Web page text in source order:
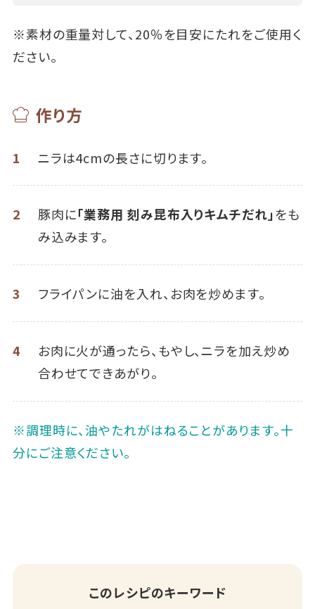
※素材の重量対して、20％を目安にたれをご使用く
ださい。
作り方
1 ニラは4cmの長さに切ります。
2 豚肉に「業務用 刻み昆布入りキムチだれ」をも
み込みます。
3 フライパンに油を入れ、お肉を炒めます。
4
お肉に火が通ったら、もやし、ニラを加え炒め
合わせてできあがり。
※調理時に、油やたれがはねることがあります。十
分にご注意ください。
このレシピのキーワード